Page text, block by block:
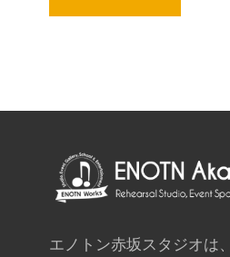
エノトン赤坂スタジオは